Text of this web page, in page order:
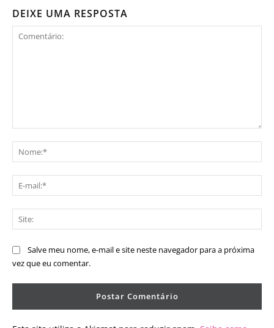
DEIXE UMA RESPOSTA
Salve meu nome, e-mail e site neste navegador para a próxima
vez que eu comentar.